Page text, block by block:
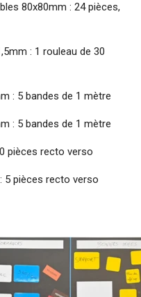
80x80mm : 24 pièces,
: 1 rouleau de 30
: 5 bandes de 1 mètre
: 5 bandes de 1 mètre
pièces recto verso
5 pièces recto verso